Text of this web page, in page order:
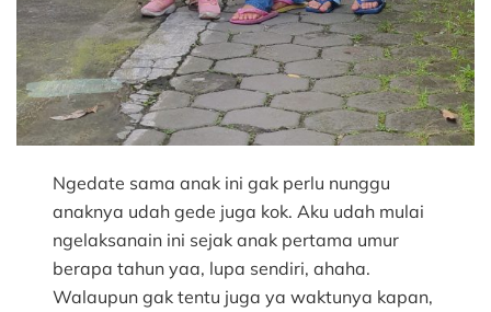
Ngedate sama anak ini gak perlu nunggu
anaknya udah gede juga kok. Aku udah mulai
ngelaksanain ini sejak anak pertama umur
berapa tahun yaa, lupa sendiri, ahaha.
Walaupun gak tentu juga ya waktunya kapan,